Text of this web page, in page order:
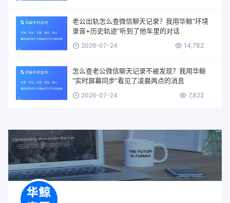
老公出轨怎么查微信聊天记录？我用华鲸“环境
录音+历史轨迹”听到了他车里的对话
2026-07-24 14,782
怎么查老公微信聊天记录不被发现？我用华鲸
“实时屏幕同步”看见了凌晨两点的消息
2026-07-24 7,822